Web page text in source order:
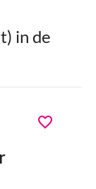
in de